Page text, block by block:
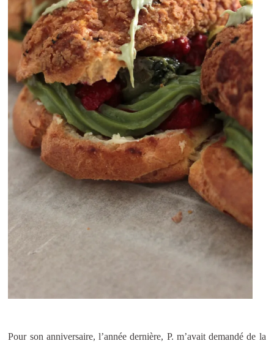
Pour son anniversaire, l’année dernière, P. m’avait demandé de la